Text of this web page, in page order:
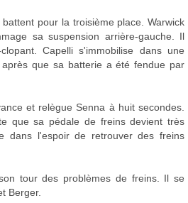
pour la troisième place. Warwick
sa suspension arrière-gauche. Il
Capelli s'immobilise dans une
que sa batterie a été fendue par
et relègue Senna à huit secondes.
que sa pédale de freins devient très
dans l'espoir de retrouver des freins
tour des problèmes de freins. Il se
Berger.